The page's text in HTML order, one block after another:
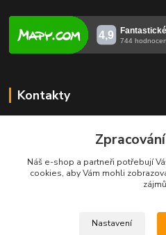
Kontakty
+420731448913
info@opravakotlu.cz
Náš e-shop a partneři potřebují
cookies, aby Vám mohli
Nastavení